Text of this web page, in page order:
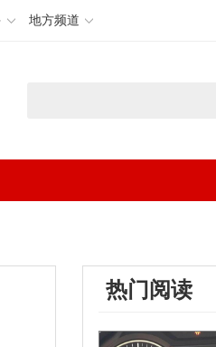
地方频道
热门阅读